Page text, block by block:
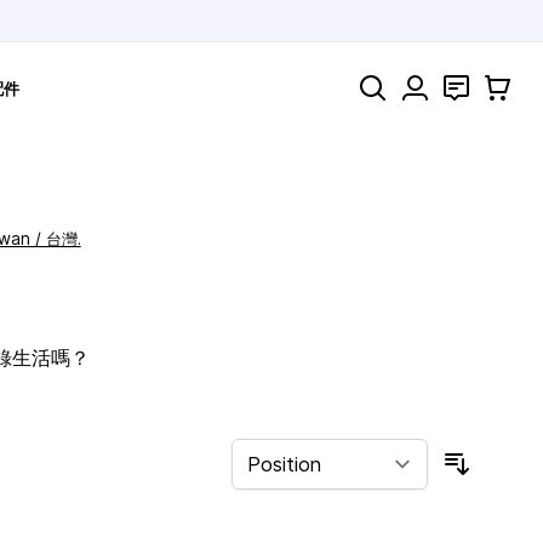
件 Search 聯絡 購物車
/ 台灣.
生活嗎？